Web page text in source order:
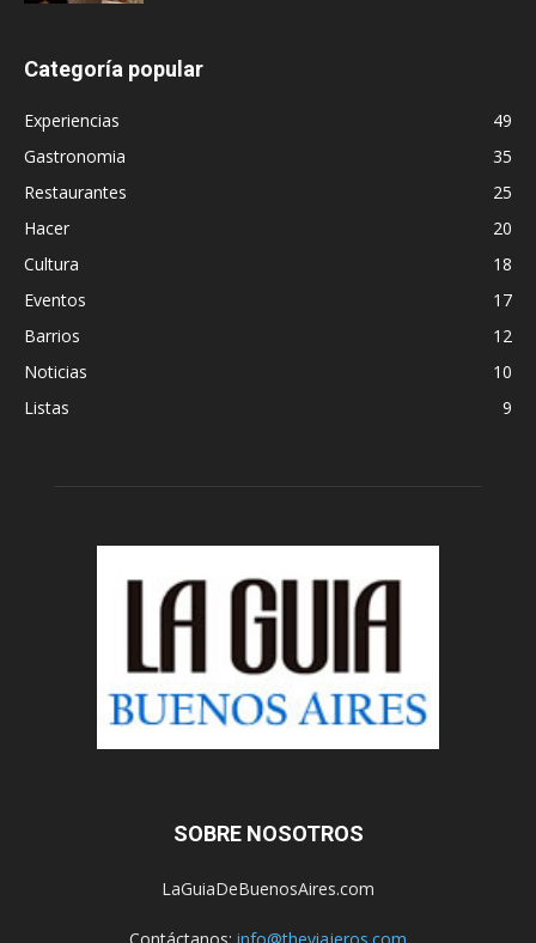
Categoría popular
Experiencias
49
Gastronomia
35
Restaurantes
25
Hacer
20
Cultura
18
Eventos
17
Barrios
12
Noticias
10
Listas
9
SOBRE NOSOTROS
LaGuiaDeBuenosAires.com